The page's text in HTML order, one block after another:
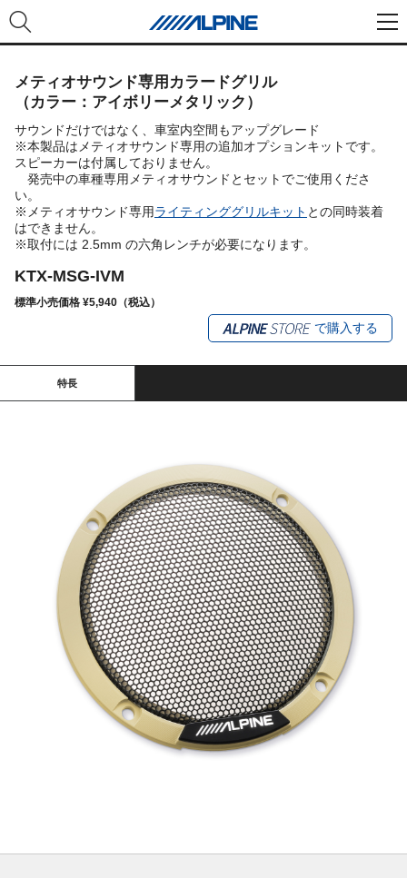
メティオサウンド専用カラードグリル
（カラー：アイボリーメタリック）
サウンドだけではなく、車室内空間もアップグレード
※本製品はメティオサウンド専用の追加オプションキットです。
スピーカーは付属しておりません。
発売中の車種専用メティオサウンドとセットでご使用くださ
い。
※メティオサウンド専用ライティンググリルキット との同時装着
はできません。
※取付には 2.5mm の六角レンチが必要になります。
KTX-MSG-IVM
標準小売価格 ¥5,940（税込）
で購入する
特長